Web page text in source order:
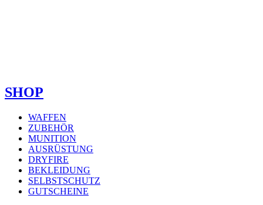
SHOP
WAFFEN
ZUBEHÖR
MUNITION
AUSRÜSTUNG
DRYFIRE
BEKLEIDUNG
SELBSTSCHUTZ
GUTSCHEINE